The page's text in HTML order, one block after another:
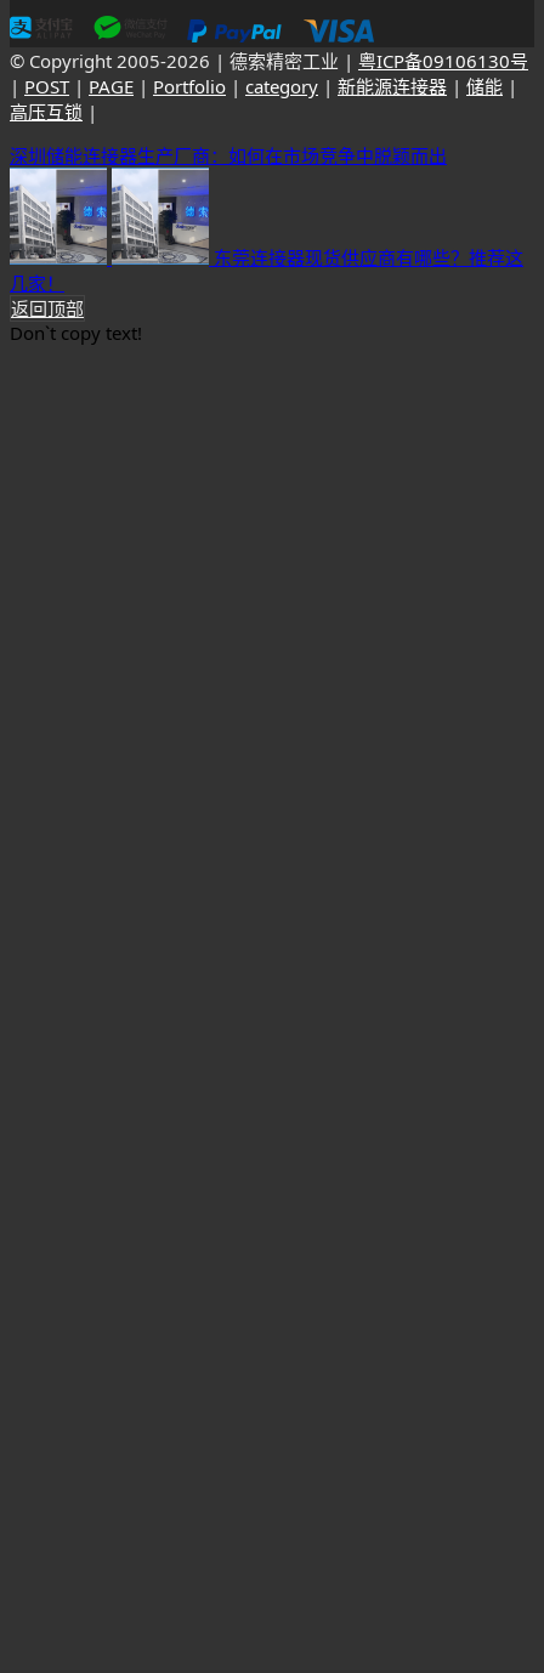
© Copyright 2005-2026 | 德索精密工业 | 粤ICP备09106130号
| POST| PAGE | Portfolio | category | 新能源连接器 | 储能 |
高压互锁 |
深圳储能连接器生产厂商：如何在市场竞争中脱颖而出
东莞连接器现货供应商有哪些？推荐这
几家！
返回顶部
Don`t copy text!